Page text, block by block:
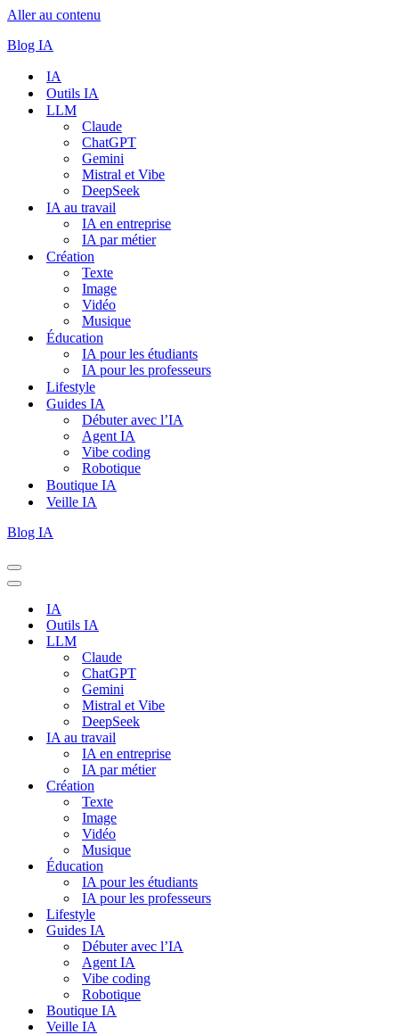
Aller au contenu
Blog IA
IA
Outils IA
LLM
Claude
ChatGPT
Gemini
Mistral et Vibe
DeepSeek
IA au travail
IA en entreprise
IA par métier
Création
Texte
Image
Vidéo
Musique
Éducation
IA pour les étudiants
IA pour les professeurs
Lifestyle
Guides IA
Débuter avec l’IA
Agent IA
Vibe coding
Robotique
Boutique IA
Veille IA
Blog IA
Menu
de
Menu
navigation
IA
Outils IA
LLM
Claude
ChatGPT
Gemini
Mistral et Vibe
DeepSeek
IA au travail
IA en entreprise
IA par métier
Création
Texte
Image
Vidéo
Musique
Éducation
IA pour les étudiants
IA pour les professeurs
Lifestyle
Guides IA
Débuter avec l’IA
Agent IA
Vibe coding
Robotique
Boutique IA
Veille IA